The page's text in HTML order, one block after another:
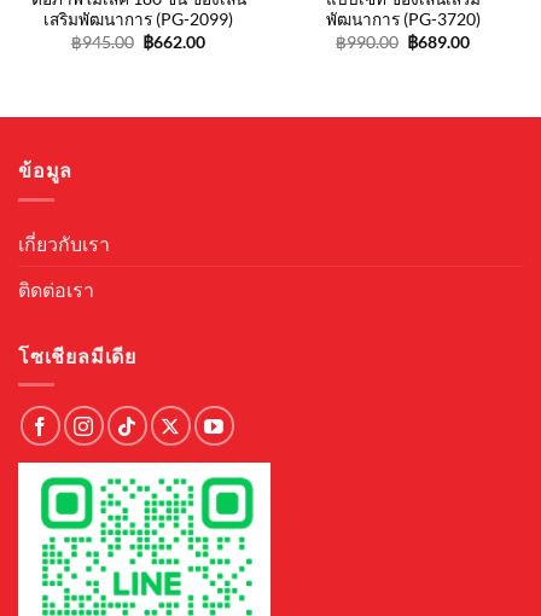
เสริมพัฒนาการ (PG-2099)
฿945.00 Original
price
฿662.00Current
พัฒนาการ (PG-3720)
฿990.00 Original
price
฿689.00Current
ข้อมูล
เกี่ยวกับเรา
ติดต่อเรา
โซเชียลมีเดีย